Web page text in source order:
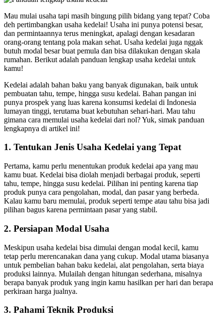
Mau mulai usaha tapi masih bingung pilih bidang yang tepat? Coba
deh pertimbangkan usaha kedelai! Usaha ini punya potensi besar,
dan permintaannya terus meningkat, apalagi dengan kesadaran
orang-orang tentang pola makan sehat. Usaha kedelai juga nggak
butuh modal besar buat pemula dan bisa dilakukan dengan skala
rumahan. Berikut adalah panduan lengkap usaha kedelai untuk
kamu!
Kedelai adalah bahan baku yang banyak digunakan, baik untuk
pembuatan tahu, tempe, hingga susu kedelai. Bahan pangan ini
punya prospek yang luas karena konsumsi kedelai di Indonesia
lumayan tinggi, terutama buat kebutuhan sehari-hari. Mau tahu
gimana cara memulai usaha kedelai dari nol? Yuk, simak panduan
lengkapnya di artikel ini!
1. Tentukan Jenis Usaha Kedelai yang Tepat
Pertama, kamu perlu menentukan produk kedelai apa yang mau
kamu buat. Kedelai bisa diolah menjadi berbagai produk, seperti
tahu, tempe, hingga susu kedelai. Pilihan ini penting karena tiap
produk punya cara pengolahan, modal, dan pasar yang berbeda.
Kalau kamu baru memulai, produk seperti tempe atau tahu bisa jadi
pilihan bagus karena permintaan pasar yang stabil.
2. Persiapan Modal Usaha
Meskipun usaha kedelai bisa dimulai dengan modal kecil, kamu
tetap perlu merencanakan dana yang cukup. Modal utama biasanya
untuk pembelian bahan baku kedelai, alat pengolahan, serta biaya
produksi lainnya. Mulailah dengan hitungan sederhana, misalnya
berapa banyak produk yang ingin kamu hasilkan per hari dan berapa
perkiraan harga jualnya.
3. Pahami Teknik Produksi